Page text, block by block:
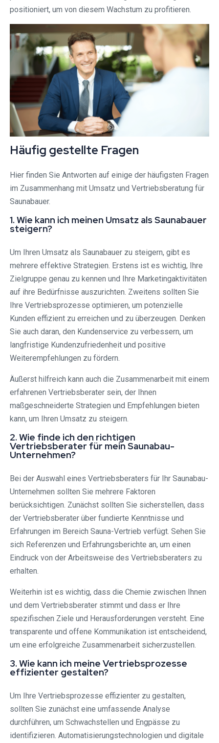
positioniert, um von diesem Wachstum zu profitieren.
Häufig gestellte Fragen
Hier finden Sie Antworten auf einige der häufigsten Fragen
im Zusammenhang mit Umsatz und Vertriebsberatung für
Saunabauer.
1. Wie kann ich meinen Umsatz als Saunabauer
steigern?
Um Ihren Umsatz als Saunabauer zu steigern, gibt es
mehrere effektive Strategien. Erstens ist es wichtig, Ihre
Zielgruppe genau zu kennen und Ihre Marketingaktivitäten
auf ihre Bedürfnisse auszurichten. Zweitens sollten Sie
Ihre Vertriebsprozesse optimieren, um potenzielle
Kunden effizient zu erreichen und zu überzeugen. Denken
Sie auch daran, den Kundenservice zu verbessern, um
langfristige Kundenzufriedenheit und positive
Weiterempfehlungen zu fördern.
Äußerst hilfreich kann auch die Zusammenarbeit mit einem
erfahrenen Vertriebsberater sein, der Ihnen
maßgeschneiderte Strategien und Empfehlungen bieten
kann, um Ihren Umsatz zu steigern.
2. Wie finde ich den richtigen
Vertriebsberater für mein Saunabau-
Unternehmen?
Bei der Auswahl eines Vertriebsberaters für Ihr Saunabau-
Unternehmen sollten Sie mehrere Faktoren
berücksichtigen. Zunächst sollten Sie sicherstellen, dass
der Vertriebsberater über fundierte Kenntnisse und
Erfahrungen im Bereich Sauna-Vertrieb verfügt. Sehen Sie
sich Referenzen und Erfahrungsberichte an, um einen
Eindruck von der Arbeitsweise des Vertriebsberaters zu
erhalten.
Weiterhin ist es wichtig, dass die Chemie zwischen Ihnen
und dem Vertriebsberater stimmt und dass er Ihre
spezifischen Ziele und Herausforderungen versteht. Eine
transparente und offene Kommunikation ist entscheidend,
um eine erfolgreiche Zusammenarbeit sicherzustellen.
3. Wie kann ich meine Vertriebsprozesse
effizienter gestalten?
Um Ihre Vertriebsprozesse effizienter zu gestalten,
sollten Sie zunächst eine umfassende Analyse
durchführen, um Schwachstellen und Engpässe zu
identifizieren. Automatisierungstechnologien und digitale